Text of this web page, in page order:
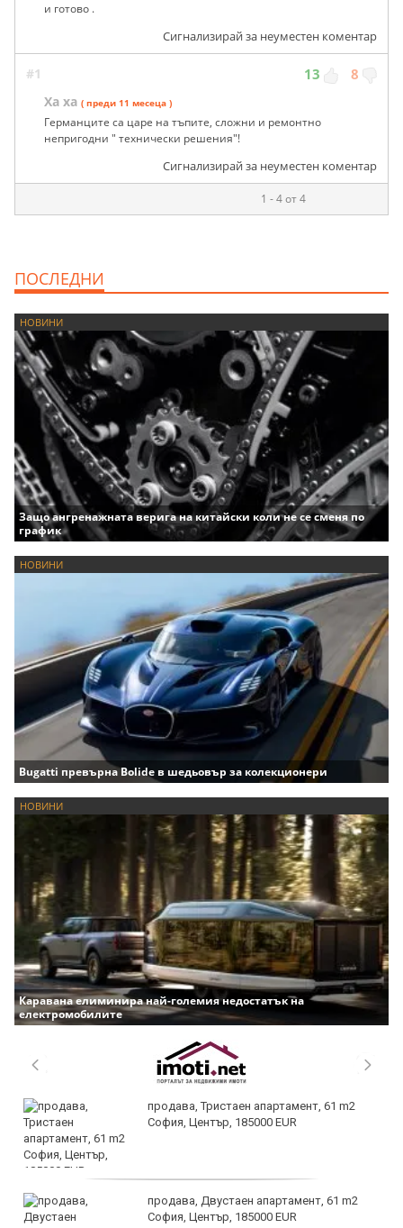
и готово .
Сигнализирай за неуместен коментар
#1 13 8
Ха ха ( преди 11 месеца )
Германците са царе на тъпите, сложни и ремонтно
непригодни " технически решения"!
Сигнализирай за неуместен коментар
1 - 4 от 4
ПОСЛЕДНИ
НОВИНИ
Защо ангренажната верига на китайски коли не се сменя по
график
НОВИНИ
Bugatti превърна Bolide в шедьовър за колекционери
НОВИНИ
Каравана елиминира най-големия недостатък на
електромобилите
продава, Тристаен апартамент, 61 m2
София, Център, 185000 EUR
продава, Двустаен апартамент, 61 m2
София, Център, 185000 EUR